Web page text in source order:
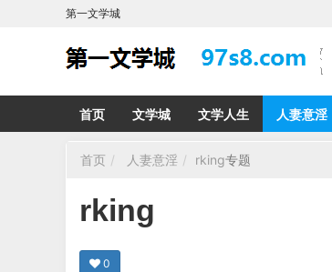
第一文学城
首页 文学城 文学人生 人妻意淫
首页 人妻意淫 rking专题
rking
0